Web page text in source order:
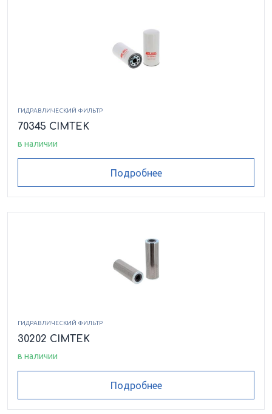
ГИДРАВЛИЧЕСКИЙ ФИЛЬТР
70345 CIMTEK
в наличии
Подробнее
ГИДРАВЛИЧЕСКИЙ ФИЛЬТР
30202 CIMTEK
в наличии
Подробнее